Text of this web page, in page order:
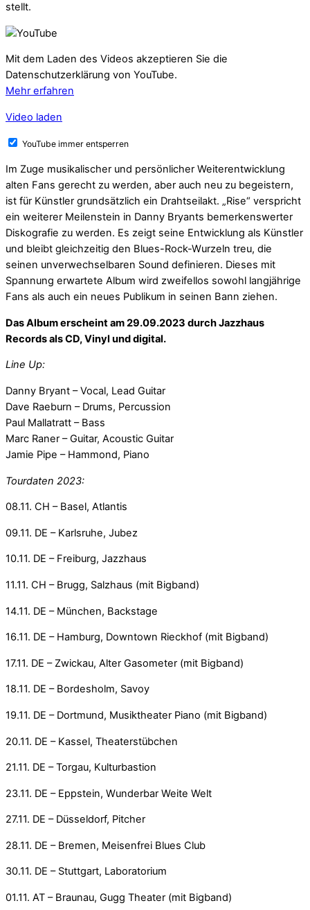
stellt.
Mit dem Laden des Videos akzeptieren Sie die
Datenschutzerklärung von YouTube.
Mehr erfahren
Video laden
YouTube immer entsperren
Im Zuge musikalischer und persönlicher Weiterentwicklung
alten Fans gerecht zu werden, aber auch neu zu begeistern,
ist für Künstler grundsätzlich ein Drahtseilakt. „Rise“ verspricht
ein weiterer Meilenstein in Danny Bryants bemerkenswerter
Diskografie zu werden. Es zeigt seine Entwicklung als Künstler
und bleibt gleichzeitig den Blues-Rock-Wurzeln treu, die
seinen unverwechselbaren Sound definieren. Dieses mit
Spannung erwartete Album wird zweifellos sowohl langjährige
Fans als auch ein neues Publikum in seinen Bann ziehen.
Das Album erscheint am 29.09.2023 durch Jazzhaus
Records als CD, Vinyl und digital.
Line Up:
Danny Bryant – Vocal, Lead Guitar
Dave Raeburn – Drums, Percussion
Paul Mallatratt – Bass
Marc Raner – Guitar, Acoustic Guitar
Jamie Pipe – Hammond, Piano
Tourdaten 2023:
08.11. CH – Basel, Atlantis
09.11. DE – Karlsruhe, Jubez
10.11. DE – Freiburg, Jazzhaus
11.11. CH – Brugg, Salzhaus (mit Bigband)
14.11. DE – München, Backstage
16.11. DE – Hamburg, Downtown Rieckhof (mit Bigband)
17.11. DE – Zwickau, Alter Gasometer (mit Bigband)
18.11. DE – Bordesholm, Savoy
19.11. DE – Dortmund, Musiktheater Piano (mit Bigband)
20.11. DE – Kassel, Theaterstübchen
21.11. DE – Torgau, Kulturbastion
23.11. DE – Eppstein, Wunderbar Weite Welt
27.11. DE – Düsseldorf, Pitcher
28.11. DE – Bremen, Meisenfrei Blues Club
30.11. DE – Stuttgart, Laboratorium
01.11. AT – Braunau, Gugg Theater (mit Bigband)